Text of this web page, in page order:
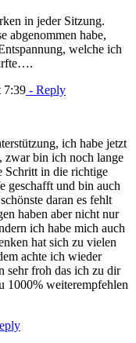
in jeder Sitzung.
abgenommen habe,
welche ich
7:39 - Reply
ich habe jetzt
zwar bin ich noch lange
Schritt in die richtige
geschafft und bin auch
daran es fehlt
haben aber nicht nur
ich habe mich auch
hat sich zu vielen
achte ich wieder
sehr froh das ich zu dir
1000% weiterempfehlen